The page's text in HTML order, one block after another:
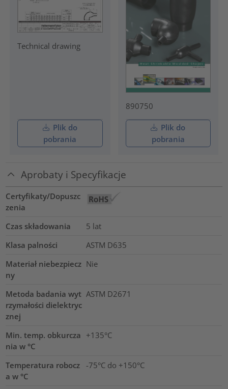
Technical drawing
Plik do
pobrania
890750
Plik do
pobrania
Aprobaty i Specyfikacje
Certyfikaty/Dopuszc
zenia
Czas składowania
5 lat
Klasa palności
ASTM D635
Materiał niebezpiecz
ny
Nie
Metoda badania wyt
rzymałości dielektryc
znej
ASTM D2671
Min. temp. obkurcza
nia w °C
+135°C
Temperatura robocz
a w °C
-75°C do +150°C